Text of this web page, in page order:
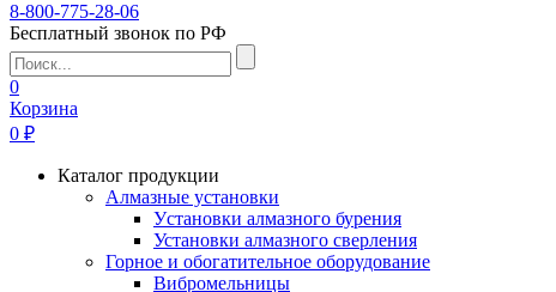
8-800-775-28-06
Бесплатный звонок по РФ
0
Корзина
0 ₽
Каталог продукции
Алмазные установки
Уcтановки алмазного бурения
Установки алмазного сверления
Горное и обогатительное оборудование
Вибромельницы